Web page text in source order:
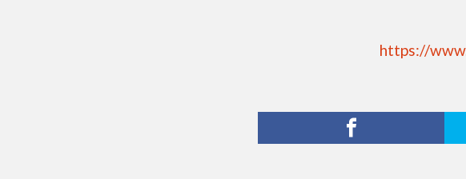
https://